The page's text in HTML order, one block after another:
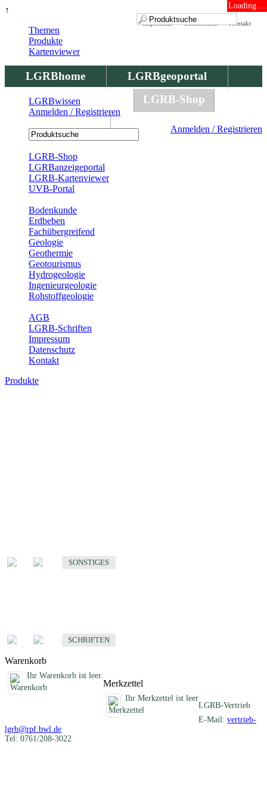
↑ Loading ...
Kontakt
Datenschutz
Impressum
LGRBhome
LGRBgeoportal
LGRBbohrungen
LGRB-Shop
Anmelden / Registrieren
Themen
Produkte
Kartenviewer
LGRBwissen
Anmelden / Registrieren
LGRB-Shop
LGRBanzeigeportal
LGRB-Kartenviewer
UVB-Portal
Bodenkunde
Erdbeben
Fachübergreifend
Geologie
Geothermie
Geotourismus
Hydrogeologie
Ingenieurgeologie
Rohstoffgeologie
AGB
LGRB-Schriften
Impressum
Datenschutz
Kontakt
Produkte
SONSTIGES
SCHRIFTEN
Warenkorb
Ihr Warenkorb ist leer.
Merkzettel
Ihr Merkzettel ist leer
LGRB-Vertrieb
E-Mail: vertrieb-
lgrb@rpf.bwl.de
Tel: 0761/208-3022